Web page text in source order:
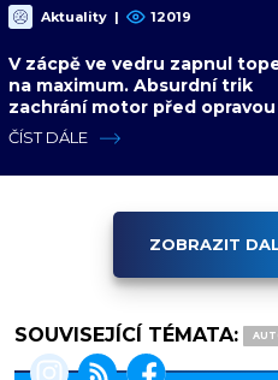
Aktuality | 12019
V zácpě ve vedru zapnul
na maximum. Absurdní trik
zachrání motor před opravou
desítky tisíc
ČÍST DÁLE
ZOBRAZIT
SOUVISEJÍCÍ TÉMATA: